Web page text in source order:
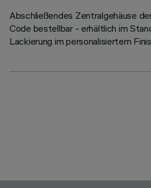
Abschließendes Zentralgehäuse
Code bestellbar - erhältlich im
Lackierung im personalisiertem